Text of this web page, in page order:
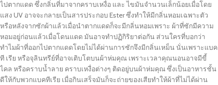
ไปตากแดด ซึ่งกลิ่นที่มาจากคราบเหงื่อ และ ไขมันจำนวนเล็กน้อยเมื่อโดย
แสง UV อาจจะกลายเป็นสารประกอบ Ester ซึ่งทำให้มีกลิ่นหอมเฉพาะตัว
หรือหลังจากซักผ้าแล้วเมื่อนำตากแดดก็จะมีกลิ่นหอมเพราะ ผ้าที่ซักมีความ
หอมอยู่ก่อนแล้วเมื่อโดนแดด มันอาจทำปฏิกิริยาต่อกัน ส่วนใครที่บอกว่า
ทำไมผ้าที่ออกไปตากแดดโดยไม่ได้ผ่านการซักจึงมีกลิ่นเหม็น นั่นเพราะแบค
ที เรีย หรือจุลินทรีย์ที่อาจเติบโตบนผ้าห่มคุณ เพราะเวลาคุณนอนอาจมีขี้
ไคล หรือคราบน้ำลาย คราบเหงื่อต่างๆ ติดอยู่บนผ้าห่มคุณ ซึ่งเป็นอาหารชั้น
ดีให้กับพวกแบคทีเรีย เมื่อกินเสร็จมันก็จะถ่ายของเสียทำให้ผ้าที่ไม่ได้ผ่าน